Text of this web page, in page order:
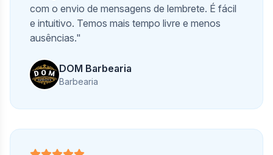
com o envio de mensagens de lembrete. É fácil
e intuitivo. Temos mais tempo livre e menos
ausências."
DOM Barbearia
Barbearia